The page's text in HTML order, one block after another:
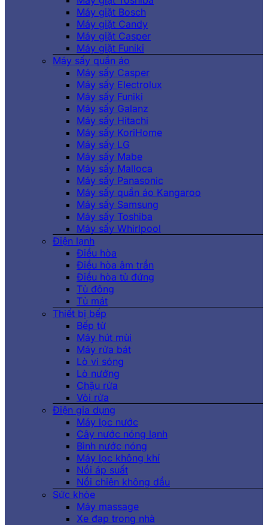
Máy giặt Bosch
Máy giặt Candy
Máy giặt Casper
Máy giặt Funiki
Máy sấy quần áo
Máy sấy Casper
Máy sấy Electrolux
Máy sấy Funiki
Máy sấy Galanz
Máy sấy Hitachi
Máy sấy KoriHome
Máy sấy LG
Máy sấy Mabe
Máy sấy Malloca
Máy sấy Panasonic
Máy sấy quần áo Kangaroo
Máy sấy Samsung
Máy sấy Toshiba
Máy sấy Whirlpool
Điện lạnh
Điều hòa
Điều hòa âm trần
Điều hòa tủ đứng
Tủ đông
Tủ mát
Thiết bị bếp
Bếp từ
Máy hút mùi
Máy rửa bát
Lò vi sóng
Lò nướng
Chậu rửa
Vòi rửa
Điện gia dụng
Máy lọc nước
Cây nước nóng lạnh
Bình nước nóng
Máy lọc không khí
Nồi áp suất
Nồi chiên không dầu
Sức khỏe
Máy massage
Xe đạp trong nhà